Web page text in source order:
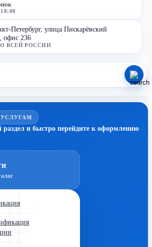
Петербург, улица Пискарёвский
офис 236
ВСЕЙ РОССИИ
и быстро перейдите к оформлению